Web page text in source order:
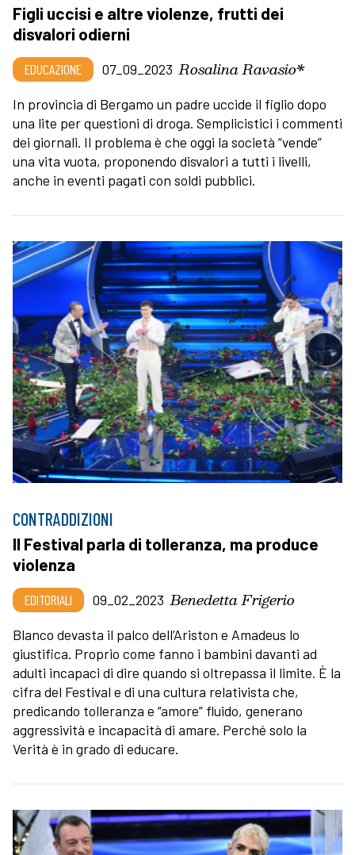
Figli uccisi e altre violenze, frutti dei
disvalori odierni
EDUCAZIONE 07_09_2023 Rosalina Ravasio*
In provincia di Bergamo un padre uccide il figlio dopo
una lite per questioni di droga. Semplicistici i commenti
dei giornali. Il problema è che oggi la società “vende”
una vita vuota, proponendo disvalori a tutti i livelli,
anche in eventi pagati con soldi pubblici.
CONTRADDIZIONI
Il Festival parla di tolleranza, ma produce
violenza
EDITORIALI 09_02_2023 Benedetta Frigerio
Blanco devasta il palco dell’Ariston e Amadeus lo
giustifica. Proprio come fanno i bambini davanti ad
adulti incapaci di dire quando si oltrepassa il limite. È la
cifra del Festival e di una cultura relativista che,
predicando tolleranza e “amore” fluido, generano
aggressività e incapacità di amare. Perché solo la
Verità è in grado di educare.